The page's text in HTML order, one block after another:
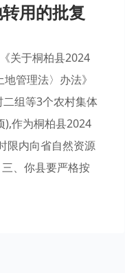
用的批复
关于桐柏县2024
管理法〉办法》
组等3个农村集体
),作为桐柏县2024
限内向省自然资源
、你县要严格按